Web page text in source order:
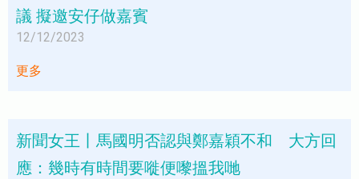
議 擬邀安仔做嘉賓
12/12/2023
更多
新聞女王丨馬國明否認與鄭嘉穎不和 大方回
應：幾時有時間要嘥便嚟搵我哋